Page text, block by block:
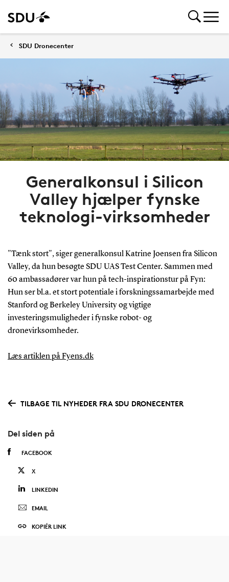
SDU Dronecenter
Generalkonsul i Silicon
Valley hjælper fynske
teknologi-virksomheder
"Tænk stort", siger generalkonsul Katrine Joensen fra Silicon
Valley, da hun besøgte SDU UAS Test Center. Sammen med
60 ambassadører var hun på tech-inspirationstur på Fyn:
Hun ser bl.a. et stort potentiale i forskningssamarbejde med
Stanford og Berkeley University og vigtige
investeringsmuligheder i fynske robot- og
dronevirksomheder.
Læs artiklen på Fyens.dk
TILBAGE TIL NYHEDER FRA SDU DRONECENTER
Del siden på
FACEBOOK
X
LINKEDIN
EMAIL
KOPIÉR LINK